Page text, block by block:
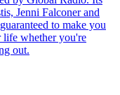
Jenni Falconer and
to make you
life whether you're
out.